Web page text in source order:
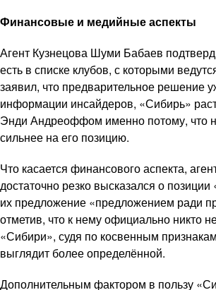
Финансовые и медийные аспекты
Агент Кузнецова Шуми Бабаев
есть в списке клубов, с которыми
заявил, что предварительное решение
информации инсайдеров, «Сибирь»
Энди Андреоффом именно потому, что
сильнее на его позицию.
Что касается финансового аспекта,
достаточно резко высказался о позиции
их предложение «предложением ради
отметив, что к нему официально никто
«Сибири», судя по косвенным
выглядит более определённой.
Дополнительным фактором в пользу